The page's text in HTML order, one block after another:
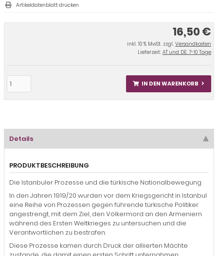
16,50 €
inkl. 10 % MwSt. zzgl. Versandkosten
Lieferzeit: AT und DE: 7-10 Tage
IN DEN WARENKORB
Artikeldatenblatt drucken
Details
PRODUKTBESCHREIBUNG
Die Istanbuler Prozesse und die türkische Nationalbewegung
In den Jahren 1919/20 wurden vor dem Kriegsgericht in Istanbul
eine Reihe von Prozessen gegen führende türkische Politiker
angestrengt, mit dem Ziel, den Völkermord an den Armeniern
während des Ersten Weltkrieges zu untersuchen und die
Verantwortlichen zu bestrafen.
Diese Prozesse kamen durch Druck der alliierten Mächte